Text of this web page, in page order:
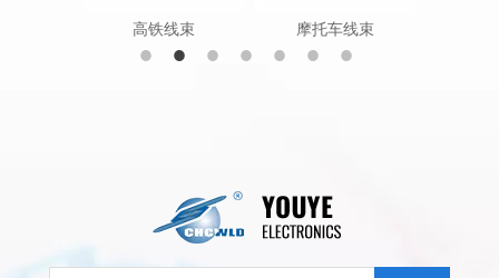
高铁线束 摩托车线束